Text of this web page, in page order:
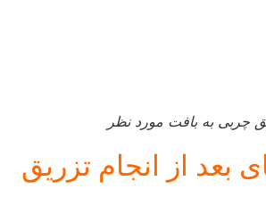
به بافت مورد نظر
بعد از انجام تزریق